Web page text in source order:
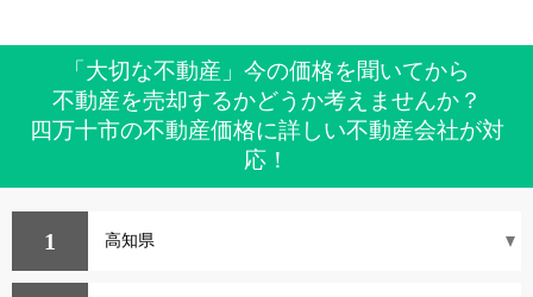
「大切な不動産」今の価格を聞いてから
不動産を売却するかどうか考えませんか？
四万十市の不動産価格に詳しい不動産会社が対
応！
1